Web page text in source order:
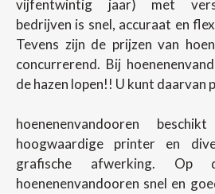
vijfentwintig jaar) met
bedrijven is snel, accuraat en
Tevens zijn de prijzen van
concurrerend. Bij
de hazen lopen!! U kunt daarvan
hoenenenvandooren
hoogwaardige printer en
grafische afwerking. Op
hoenenenvandooren snel en